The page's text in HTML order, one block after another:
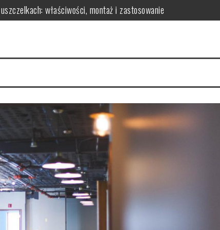
właściwości, montaż i zastosowanie
i rady
Kluczowe czynniki i porady
redukcji tkanki tłuszczowej
do analizy
dla Twojej sypialni?